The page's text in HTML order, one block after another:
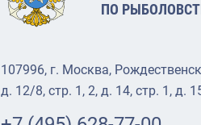
ПО
107996, г. Москва,
д. 12/8, стр. 1, 2, д. 14, стр. 1, д.